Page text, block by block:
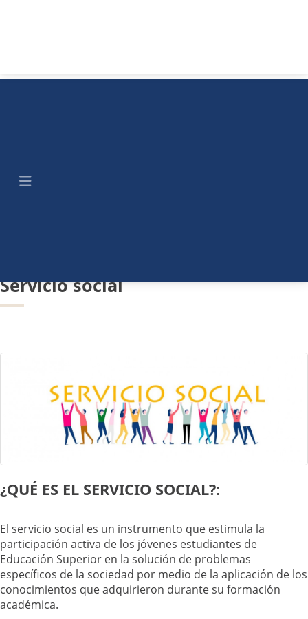
Servicio social
¿QUÉ ES EL SERVICIO SOCIAL?:
El servicio social es un instrumento que estimula la
participación activa de los jóvenes estudiantes de
Educación Superior en la solución de problemas
específicos de la sociedad por medio de la aplicación de los
conocimientos que adquirieron durante su formación
académica.